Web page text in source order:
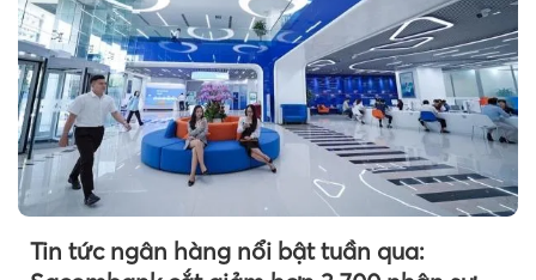
Tin tức ngân hàng nổi bật tuần qua: